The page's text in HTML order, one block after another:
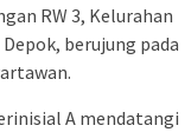
RW 3, Kelurahan
berujung pada
A mendatangi